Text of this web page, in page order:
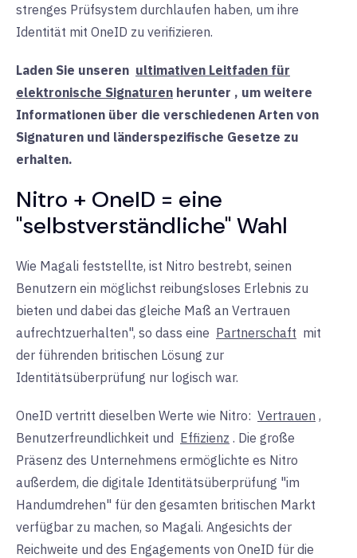
strenges Prüfsystem durchlaufen haben, um ihre
Identität mit OneID zu verifizieren.
Laden Sie unseren ultimativen Leitfaden für
elektronische Signaturen herunter , um weitere
Informationen über die verschiedenen Arten von
Signaturen und länderspezifische Gesetze zu
erhalten.
Nitro + OneID = eine
"selbstverständliche" Wahl
Wie Magali feststellte, ist Nitro bestrebt, seinen
Benutzern ein möglichst reibungsloses Erlebnis zu
bieten und dabei das gleiche Maß an Vertrauen
aufrechtzuerhalten", so dass eine Partnerschaft mit
der führenden britischen Lösung zur
Identitätsüberprüfung nur logisch war.
OneID vertritt dieselben Werte wie Nitro: Vertrauen ,
Benutzerfreundlichkeit und Effizienz . Die große
Präsenz des Unternehmens ermöglichte es Nitro
außerdem, die digitale Identitätsüberprüfung "im
Handumdrehen" für den gesamten britischen Markt
verfügbar zu machen, so Magali. Angesichts der
Reichweite und des Engagements von OneID für die